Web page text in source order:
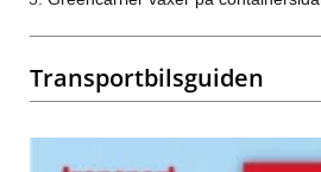
Transportbilsguiden